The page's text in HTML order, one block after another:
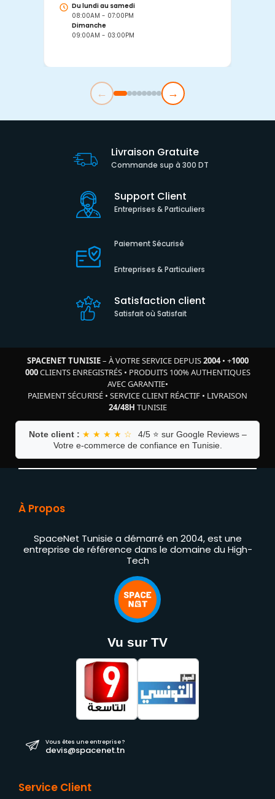
Du lundi au samedi
08:00AM - 07:00PM
Dimanche
09:00AM - 03:00PM
← →
Livraison Gratuite
Commande sup à 300 DT
Support Client
Entreprises & Particuliers
Paiement Sécurisé
Entreprises & Particuliers
Satisfaction client
Satisfait où Satisfait
SPACENET TUNISIE– À VOTRE SERVICE DEPUIS2004• +1000
000CLIENTS ENREGISTRÉS• PRODUITS 100% AUTHENTIQUES
AVEC GARANTIE•
PAIEMENT SÉCURISÉ • SERVICE CLIENT RÉACTIF • LIVRAISON
24/48H TUNISIE
Note client : ★ ★ ★ ★ ☆
4/5 ⭐ sur Google Reviews –
Votre e-commerce de confiance en Tunisie.
À Propos
SpaceNet Tunisie a démarré en 2004, est une
entreprise de référence dans le domaine du High-
Tech
Vu sur TV
Vous êtes une entreprise ?
devis@spacenet.tn
Service Client